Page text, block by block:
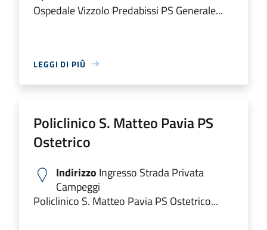
Ospedale Vizzolo Predabissi PS Generale...
LEGGI DI PIÙ
Policlinico S. Matteo Pavia PS
Ostetrico
Indirizzo Ingresso Strada Privata
Campeggi
Policlinico S. Matteo Pavia PS Ostetrico...